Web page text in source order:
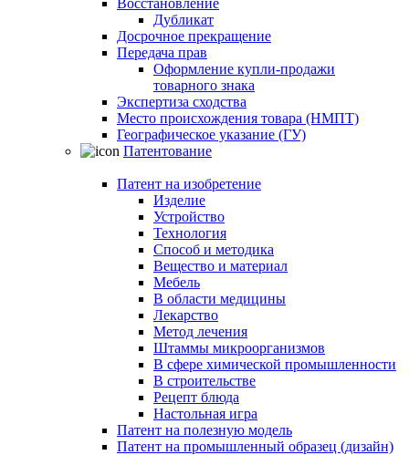
Восстановление
Дубликат
Досрочное прекращение
Передача прав
Оформление купли-продажи
товарного знака
Экспертиза сходства
Место происхождения товара (НМПТ)
Географическое указание (ГУ)
Патентование
Патент на изобретение
Изделие
Устройство
Технология
Способ и методика
Вещество и материал
Мебель
В области медицины
Лекарство
Метод лечения
Штаммы микроорганизмов
В сфере химической промышленности
В строительстве
Рецепт блюда
Настольная игра
Патент на полезную модель
Патент на промышленный образец (дизайн)